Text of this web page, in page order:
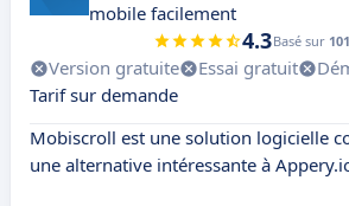
mobile facilement
4.3Basé sur
Version gratuite Essai gratuit
Tarif sur demande
Mobiscroll est une solution logicielle
une alternative intéressante à